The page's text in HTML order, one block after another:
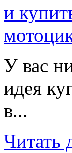
У вас
идея
в...
Читать